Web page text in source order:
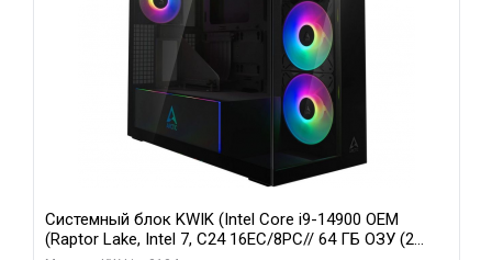
Системный блок KWIK (Intel Core i9-14900 OEM
(Raptor Lake, Intel 7, C24 16EC/8PC// 64 ГБ ОЗУ (2